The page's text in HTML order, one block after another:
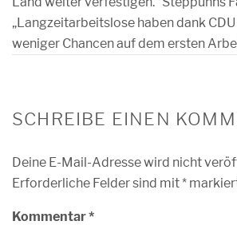
„Langzeitarbeitslose haben dank
weniger Chancen auf dem ersten
SCHREIBE EINEN
Deine E-Mail-Adresse wird nicht
Erforderliche Felder sind mit*
Kommentar*